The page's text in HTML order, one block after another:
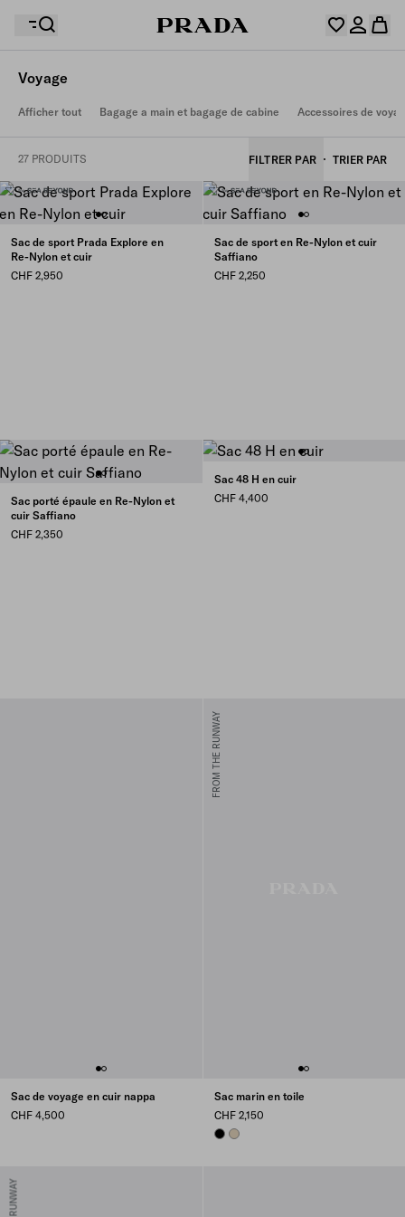
Désolé, votre panier est vide
Désolé, votre panier est vide
Connectez-vous ou créez un compte personnel.
enregistrez vos articles favoris et créez votre sélection
ici.
Connectez-vous ou créez un compte personnel.
Voyage
Afficher tout Bagage a main et bagage de cabine Accessoires de
27 PRODUITS FILTRER PAR TRIER PAR
Sac de sport Prada Explore en
Re-Nylon et cuir
CHF 2,950
Sac de sport en Re-Nylon et cuir
Saffiano
CHF 2,250
Sac porté épaule en Re-Nylon et
cuir Saffiano
CHF 2,350
Sac 48 H en cuir
CHF 4,400
Sac de voyage en cuir nappa
CHF 4,500
FROM THE RUNWAY
Sac marin en toile
CHF 2,150
BLACKDESERT BEIGE